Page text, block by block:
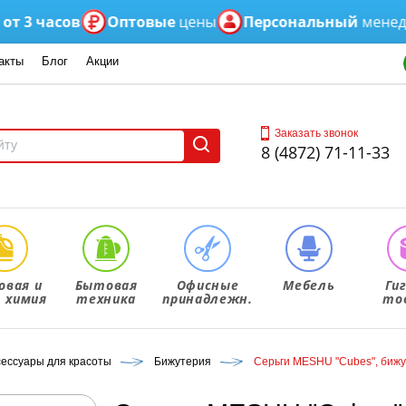
Оптовыецены Персональныйменеджер
Блог Акции
Заказать звонок
8 (4872) 71-11-33
и
химия
Бытовая
техника
Офисные
принадлежн.
Мебель
для красоты Бижутерия Серьги MESHU "Сubes",